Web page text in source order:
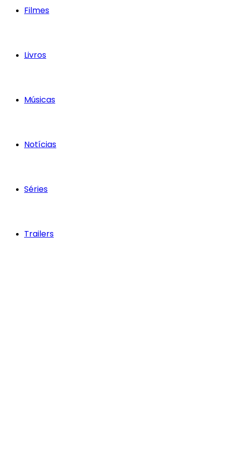
Filmes
Livros
Músicas
Notícias
Séries
Trailers